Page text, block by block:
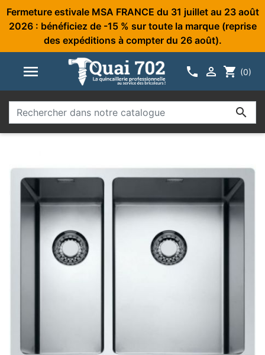
Fermeture estivale MSA FRANCE du 31 juillet au 23 août
2026 : bénéficiez de -15 % sur toute la marque (reprise
des expéditions à compter du 26 août).
   shopping_cart (0)
